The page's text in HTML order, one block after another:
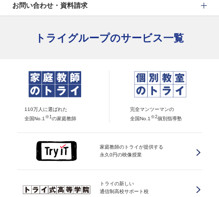
お問い合わせ・資料請求
トライグループのサービス一覧
110万人に選ばれた
全国No.1 ※1 の家庭教師
完全マンツーマンの
全国No.1 ※2個別指導塾
家庭教師のトライが提供する
永久0円の映像授業
トライの新しい
通信制高校サポート校